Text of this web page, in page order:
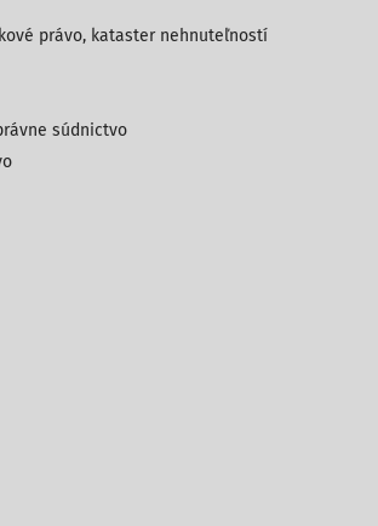
právo, kataster nehnuteľností
súdnictvo